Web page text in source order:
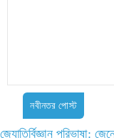
নবীনতর পোস্ট
জ্যোতির্বিজ্ঞান পরিভাষা: